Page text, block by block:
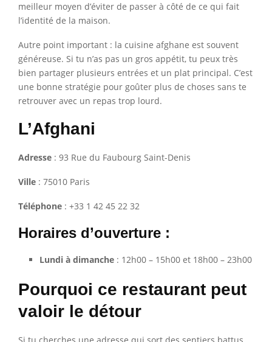
meilleur moyen d’éviter de passer à côté de ce qui fait
l’identité de la maison.
Autre point important : la cuisine afghane est souvent
généreuse. Si tu n’as pas un gros appétit, tu peux très
bien partager plusieurs entrées et un plat principal. C’est
une bonne stratégie pour goûter plus de choses sans te
retrouver avec un repas trop lourd.
L’Afghani
Adresse : 93 Rue du Faubourg Saint-Denis
Ville : 75010 Paris
Téléphone : +33 1 42 45 22 32
Horaires d’ouverture :
Lundi à dimanche : 12h00 – 15h00 et 18h00 – 23h00
Pourquoi ce restaurant peut
valoir le détour